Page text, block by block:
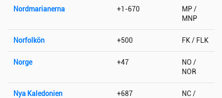
Nordmarianerna +1-670
MP /
MNP
Norfolkön +500 FK / FLK
Norge +47
NO /
NOR
Nya Kaledonien +687
NC /